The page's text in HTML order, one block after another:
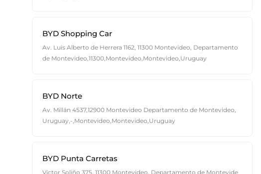
BYD Shopping Car
Av. Luis Alberto de Herrera 1162, 11300 Montevideo, Departamento
de Montevideo,11300,Montevideo,Montevideo,Uruguay
BYD Norte
Av. Millán 4537,12900 Montevideo Departamento de Montevideo,
Uruguay,-,Montevideo,Montevideo,Uruguay
BYD Punta Carretas
Víctor Soliño 375, 11300 Montevideo, Departamento de Montevide